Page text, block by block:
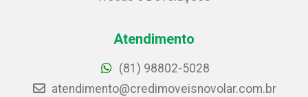
Atendimento
(81) 98802-5028
atendimento@credimoveisnovolar.com.br